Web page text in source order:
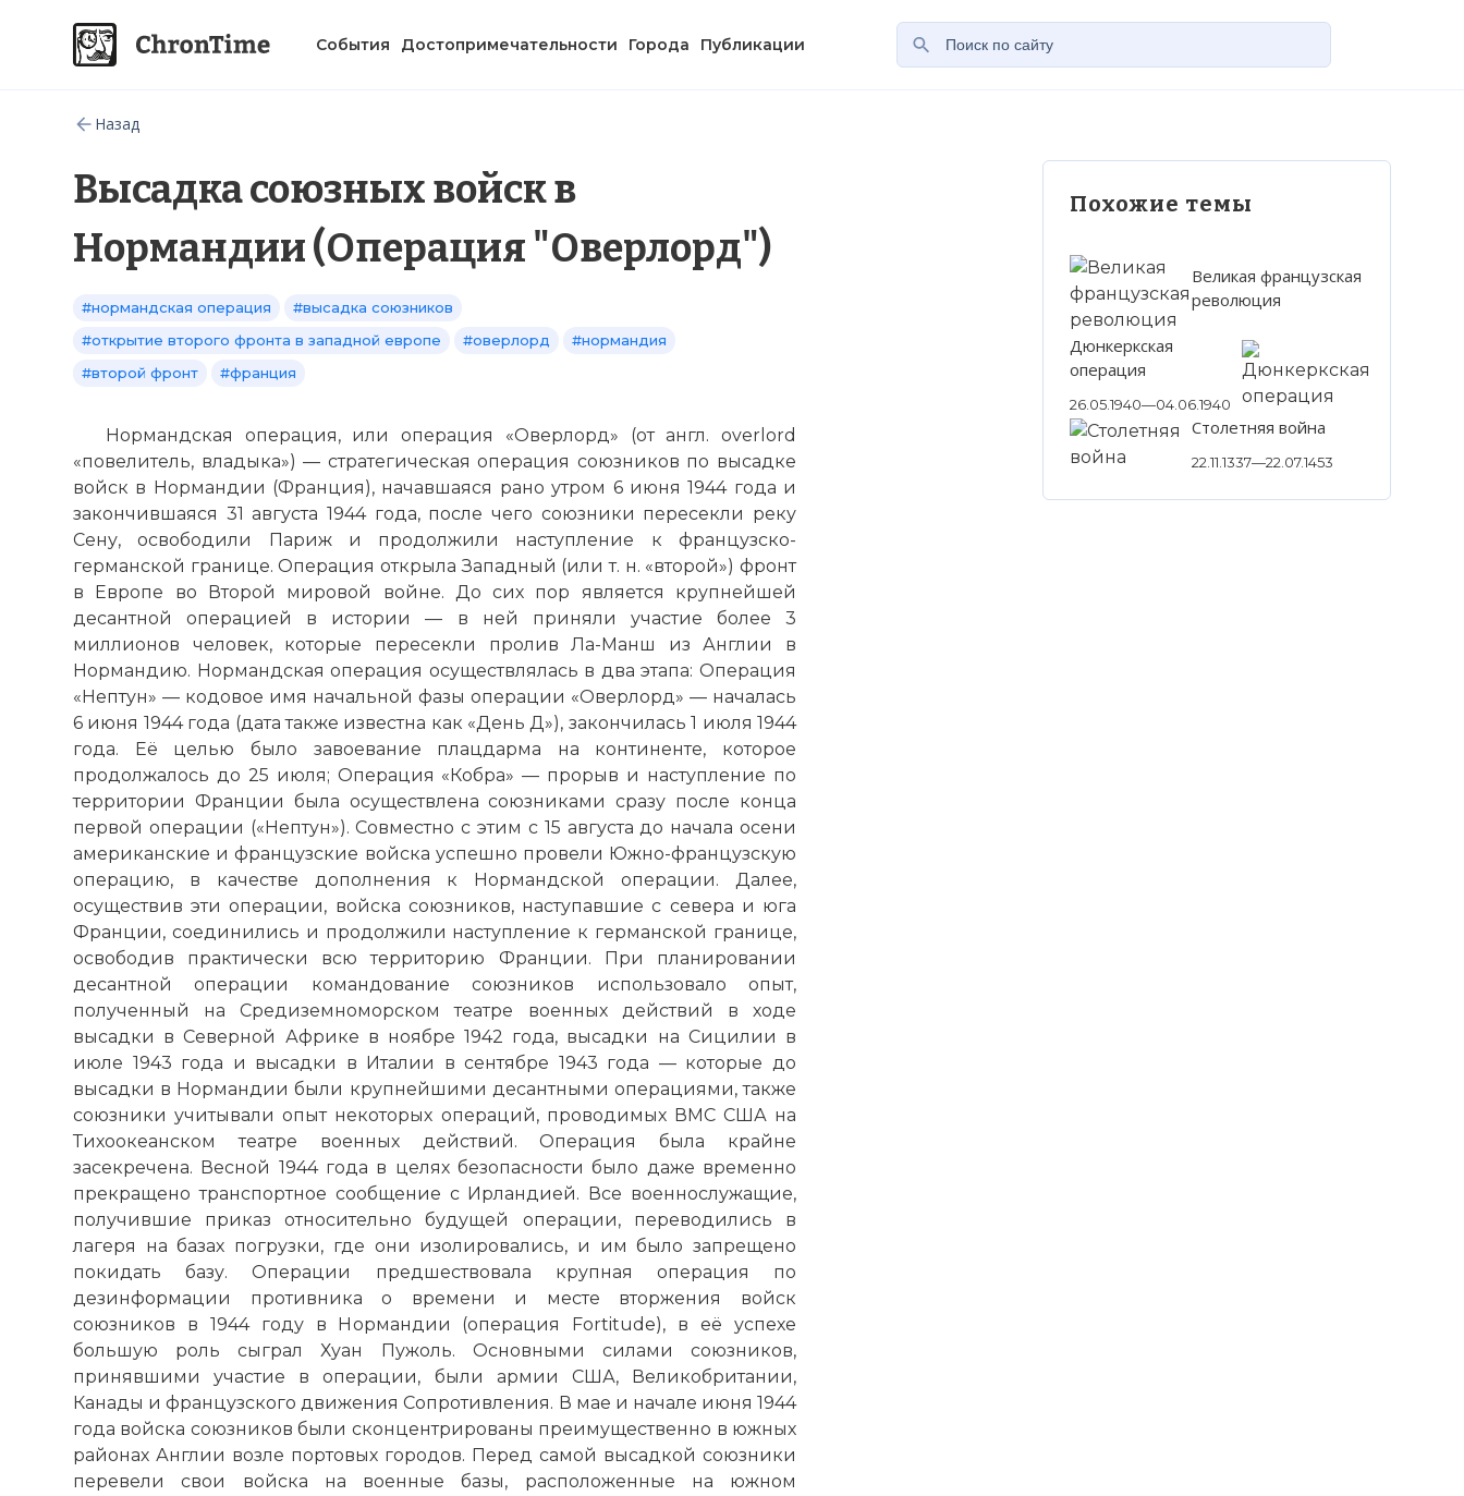
События Достопримечательности Города Публикации
Назад
Высадка союзных войск в
Нормандии (Операция "Оверлорд")
#нормандская операция
#высадка союзников
#открытие второго фронта в западной европе
#оверлорд
#нормандия
#второй фронт
#франция
Нормандская операция, или операция «Оверлорд» (от англ. overlord
«повелитель, владыка») — стратегическая операция союзников по высадке
войск в Нормандии (Франция), начавшаяся рано утром 6 июня 1944 года и
закончившаяся 31 августа 1944 года, после чего союзники пересекли реку
Сену, освободили Париж и продолжили наступление к французско-
германской границе. Операция открыла Западный (или т. н. «второй») фронт
в Европе во Второй мировой войне. До сих пор является крупнейшей
десантной операцией в истории — в ней приняли участие более 3
миллионов человек, которые пересекли пролив Ла-Манш
из Англии в
Нормандию. Нормандская операция осуществлялась в два этапа: Операция
«Нептун» — кодовое имя начальной фазы операции «Оверлорд» — началась
6 июня 1944 года (дата также известна как «День Д»), закончилась 1 июля 1944
года. Её целью было завоевание плацдарма на континенте, которое
продолжалось до 25 июля; Операция «Кобра» — прорыв и наступление по
территории Франции была осуществлена союзниками сразу после конца
первой операции («Нептун»). Совместно с этим с 15 августа до начала осени
американские и французские войска успешно провели Южно-французскую
операцию, в качестве дополнения к Нормандской операции. Далее,
осуществив эти операции, войска союзников, наступавшие с севера и юга
Франции, соединились и продолжили наступление к германской границе,
освободив практически всю территорию Франции. При планировании
десантной операции командование союзников использовало опыт,
полученный на Средиземноморском театре военных действий в ходе
высадки в Северной Африке в ноябре 1942 года, высадки на Сицилии в
июле 1943 года и высадки в Италии в сентябре 1943 года — которые до
высадки в Нормандии были крупнейшими десантными операциями, также
союзники учитывали опыт некоторых операций, проводимых ВМС США на
Тихоокеанском театре военных действий. Операция была крайне
засекречена. Весной 1944 года в целях безопасности было даже временно
прекращено транспортное сообщение с Ирландией. Все военнослужащие,
получившие приказ относительно будущей операции, переводились в
лагеря на базах погрузки, где они изолировались, и им было запрещено
покидать базу. Операции предшествовала крупная операция по
дезинформации противника о времени и месте вторжения войск
союзников в 1944 году в Нормандии (операция Fortitude), в её успехе
большую роль сыграл Хуан Пужоль. Основными силами союзников,
принявшими участие в операции, были армии США, Великобритании,
Канады и французского движения Сопротивления. В мае и начале июня 1944
года войска союзников были сконцентрированы преимущественно в южных
районах Англии возле портовых городов. Перед самой высадкой союзники
перевели свои войска на военные базы, расположенные на южном
Похожие темы
Великая французская
революция
Дюнкеркская
операция
26.05.1940—04.06.1940
Столетняя война
22.11.1337—22.07.1453